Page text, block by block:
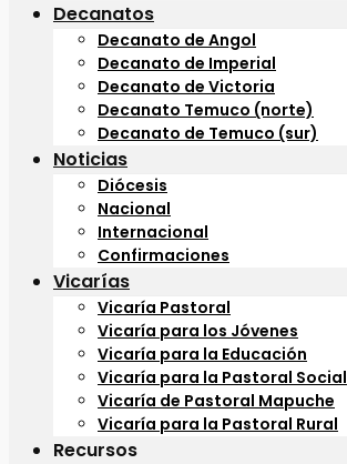
Decanatos
Decanato de Angol
Decanato de Imperial
Decanato de Victoria
Decanato Temuco (norte)
Decanato de Temuco (sur)
Noticias
Diócesis
Nacional
Internacional
Confirmaciones
Vicarías
Vicaría Pastoral
Vicaría para los Jóvenes
Vicaría para la Educación
Vicaría para la Pastoral Social
Vicaría de Pastoral Mapuche
Vicaría para la Pastoral Rural
Recursos